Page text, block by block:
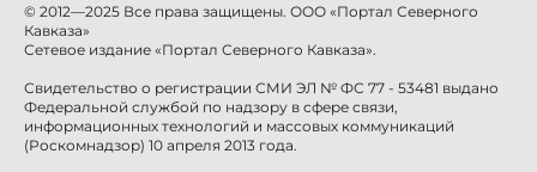
© 2012—2025 Все права защищены. ООО «Портал Северного
Кавказа»
Сетевое издание «Портал Северного Кавказа».
Свидетельство о регистрации СМИ ЭЛ № ФС 77 - 53481 выдано
Федеральной службой по надзору в сфере связи,
информационных технологий и массовых коммуникаций
(Роскомнадзор) 10 апреля 2013 года.